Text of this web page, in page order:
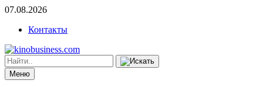
07.08.2026
Контакты
Меню